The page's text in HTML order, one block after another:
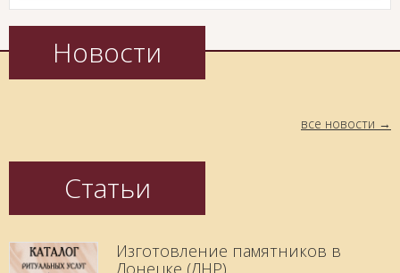
Новости
все новости
Статьи
Изготовление памятников в
Донецке (ДНР).